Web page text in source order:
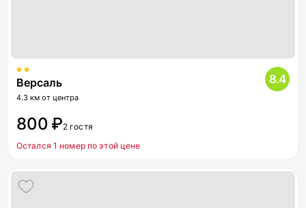
Версаль
4.3 км от центра
8.4
800 ₽2 гостя
Остался 1 номер по этой цене